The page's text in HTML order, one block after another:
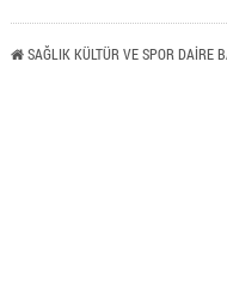
SAĞLIK KÜLTÜR VE SPOR DAİRE